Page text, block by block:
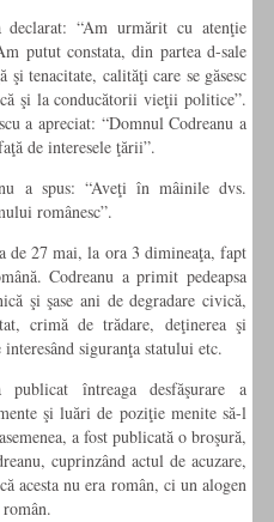
“Am urmărit cu atenţie
putut constata, din partea d-sale
şi tenacitate, calităţi care se găsesc
şi la conducătorii vieţii politice”.
a apreciat: “Domnul Codreanu a
de interesele ţării”.
a spus: “Aveţi în mâinile dvs.
românesc”.
de 27 mai, la ora 3 dimineaţa, fapt
Codreanu a primit pedeapsa
şi şase ani de degradare civică,
cri­mă de trădare, deţinerea şi
siguranţa statului etc.
întreaga desfăşurare a
şi luări de poziţie menite să-l
a fost publicată o broşură,
cuprinzând actul de acuzare,
acesta nu era român, ci un alogen